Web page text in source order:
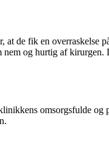
de fik en overraskelse
og hurtig af
omsorgsfulde og